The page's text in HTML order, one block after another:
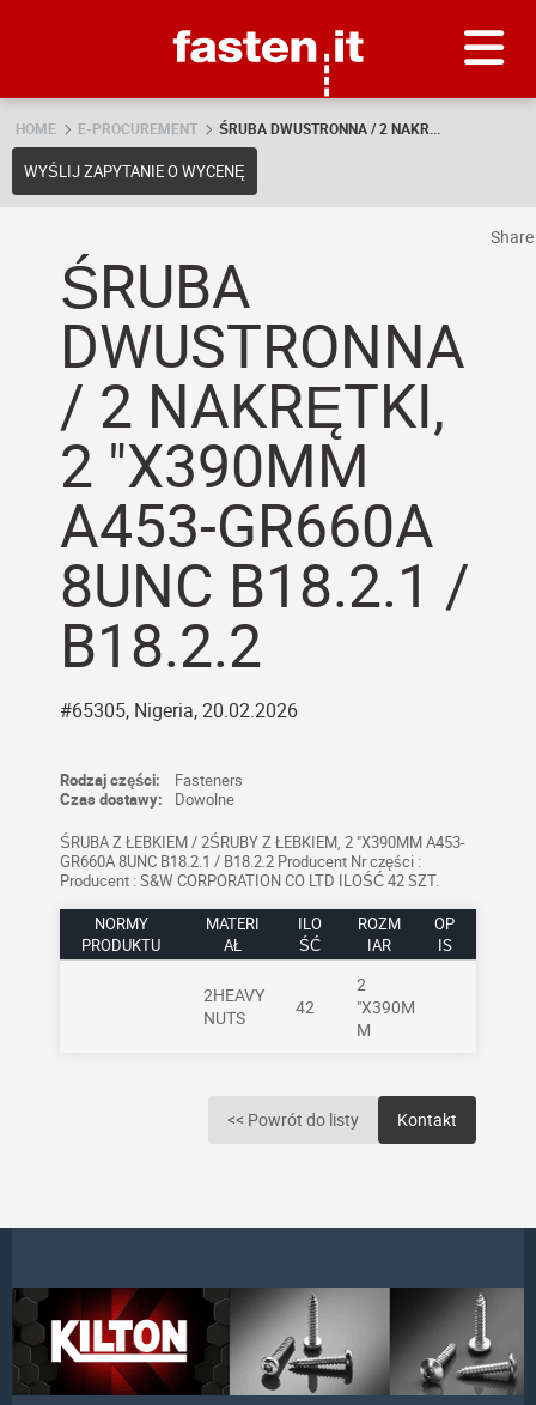
HOME E-PROCUREMENT ŚRUBA DWUSTRONNA / 2 NAKR...
WYŚLIJ ZAPYTANIE O WYCENĘ
ŚRUBA
DWUSTRONNA
/ 2 NAKRĘTKI,
2 "X390MM
A453-GR660A
8UNC B18.2.1 /
B18.2.2
#65305, Nigeria, 20.02.2026
Rodzaj części:
Fasteners
Czas dostawy:
Dowolne
ŚRUBA Z ŁEBKIEM / 2ŚRUBY Z ŁEBKIEM, 2 "X390MM A453-
GR660A 8UNC B18.2.1 / B18.2.2 Producent Nr części :
Producent : S&W CORPORATION CO LTD ILOŚĆ 42 SZT.
NORMY
PRODUKTU
MATERI
AŁ
ILO
ŚĆ
ROZM
IAR
OP
IS
2HEAVY
NUTS
42
2
"X390M
M
<< Powrót do listy Kontakt
Share